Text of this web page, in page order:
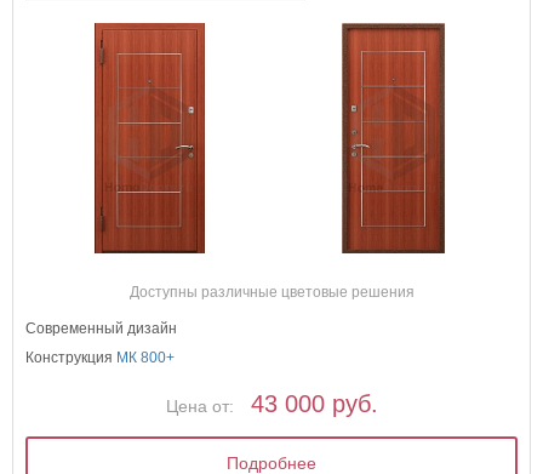
Доступны различные цветовые решения
Современный дизайн
Конструкция МК 800+
Цена от: 43 000 руб.
Подробнее